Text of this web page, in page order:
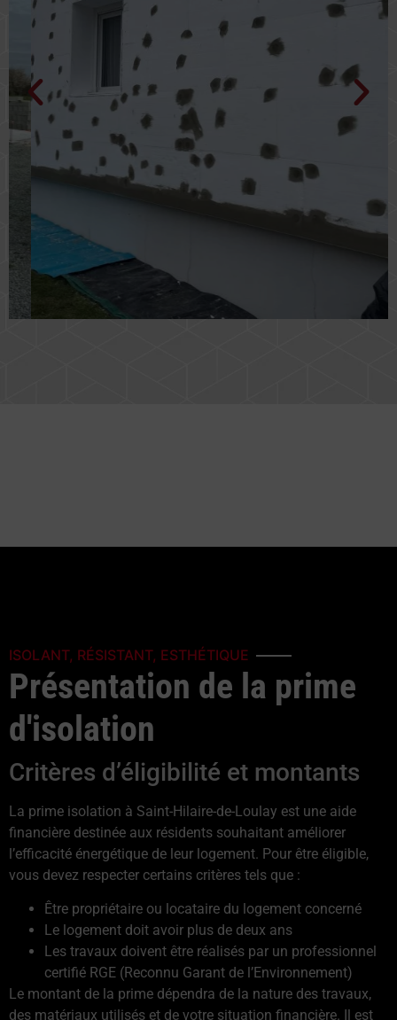
ISOLANT, RÉSISTANT, ESTHÉTIQUE
Présentation de la prime
d'isolation
Critères d’éligibilité et montants
La prime isolation à Saint-Hilaire-de-Loulay est une aide
financière destinée aux résidents souhaitant améliorer
l’efficacité énergétique de leur logement. Pour être éligible,
vous devez respecter certains critères tels que :
Être propriétaire ou locataire du logement concerné
Le logement doit avoir plus de deux ans
Les travaux doivent être réalisés par un professionnel
certifié RGE (Reconnu Garant de l’Environnement)
Le montant de la prime dépendra de la nature des travaux,
des matériaux utilisés et de votre situation financière. Il est